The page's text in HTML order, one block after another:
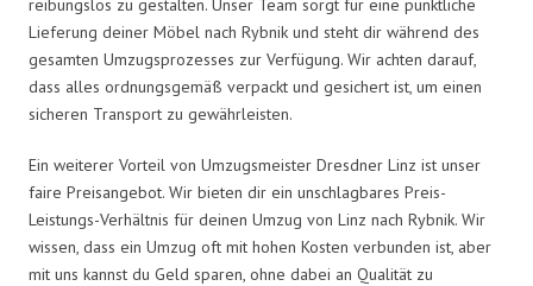
reibungslos zu gestalten. Unser Team sorgt für eine pünktliche
Lieferung deiner Möbel nach Rybnik und steht dir während des
gesamten Umzugsprozesses zur Verfügung. Wir achten darauf,
dass alles ordnungsgemäß verpackt und gesichert ist, um einen
sicheren Transport zu gewährleisten.
Ein weiterer Vorteil von Umzugsmeister Dresdner Linz ist unser
faire Preisangebot. Wir bieten dir ein unschlagbares Preis-
Leistungs-Verhältnis für deinen Umzug von Linz nach Rybnik. Wir
wissen, dass ein Umzug oft mit hohen Kosten verbunden ist, aber
mit uns kannst du Geld sparen, ohne dabei an Qualität zu